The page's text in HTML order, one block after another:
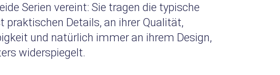
Serien vereint: Sie tragen die typische
praktischen Details, an ihrer Qualität,
und natürlich immer an ihrem Design,
widerspiegelt.